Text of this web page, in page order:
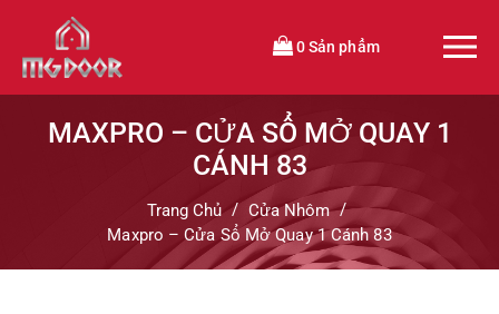
0 Sản phẩm
MAXPRO – CỬA SỔ MỞ QUAY 1
CÁNH 83
Trang Chủ
Cửa Nhôm
Maxpro – Cửa Sổ Mở Quay 1 Cánh 83